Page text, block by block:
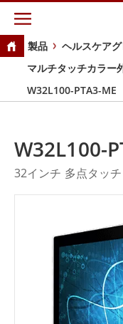
製品 ヘルスケア
マルチタッチカラー
W32L100-PTA3-ME
W32L100-
32インチ 多点タッ